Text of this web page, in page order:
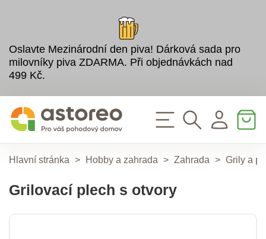
Oslavte Mezinárodní den piva! Dárková sada pro
milovníky piva ZDARMA. Při objednávkách nad
499 Kč.
Hlavní stránka > Hobby a zahrada > Zahrada > Grily a
Grilovací plech s otvory